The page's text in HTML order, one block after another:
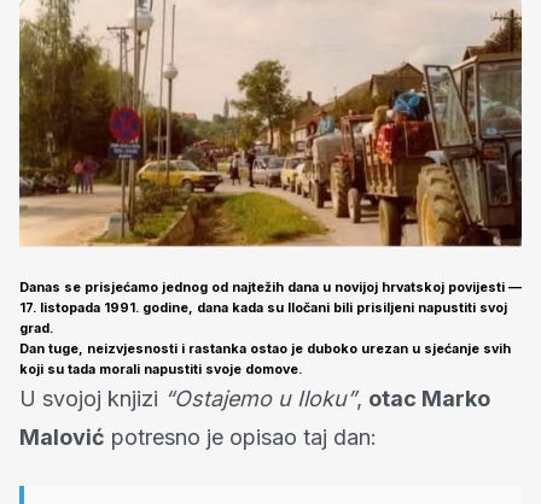
Danas se prisjećamo jednog od najtežih dana u novijoj hrvatskoj povijesti —
17. listopada 1991. godine, dana kada su
Iločani bili prisiljeni napustiti svoj
grad .
Dan tuge, neizvjesnosti i rastanka ostao je duboko urezan u sjećanje svih
koji su tada morali napustiti svoje domove.
U svojoj knjizi “Ostajemo u Iloku”, otac Marko
Malović potresno je opisao taj dan: